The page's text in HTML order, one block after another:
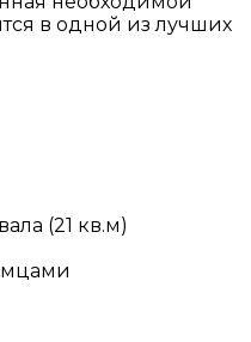
в одной из лучших
(21 кв.м)